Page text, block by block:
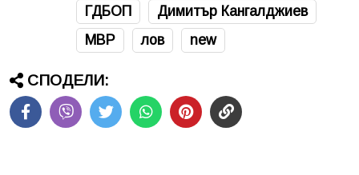
ГДБОП
Димитър Кангалджиев
МВР
лов new
СПОДЕЛИ: